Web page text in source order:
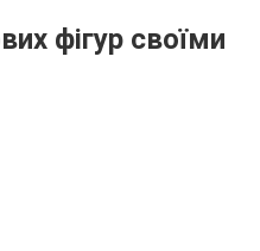
фігур своїми